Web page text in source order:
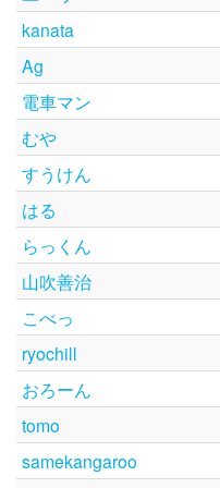
kanata
Ag
電車マン
むや
すうけん
はる
らっくん
山吹善治
こべっ
ryochill
おろーん
tomo
samekangaroo